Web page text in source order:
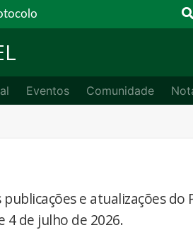
Eventos Comunidade
e atualizações do
4 de julho de 2026.